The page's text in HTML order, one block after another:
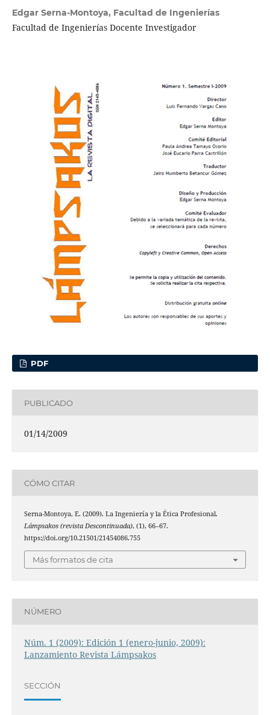
Edgar Serna-Montoya, Facultad de Ingenierías
Facultad de Ingenierías Docente Investigador
PDF
PUBLICADO
01/14/2009
CÓMO CITAR
Serna-Montoya, E. (2009). La Ingeniería y la Ética Profesional.
Lámpsakos (revista Descontinuada), (1), 66–67.
https://doi.org/10.21501/21454086.755
Más formatos de cita
NÚMERO
Núm. 1 (2009): Edición 1 (enero-junio, 2009):
Lanzamiento Revista Lámpsakos
SECCIÓN